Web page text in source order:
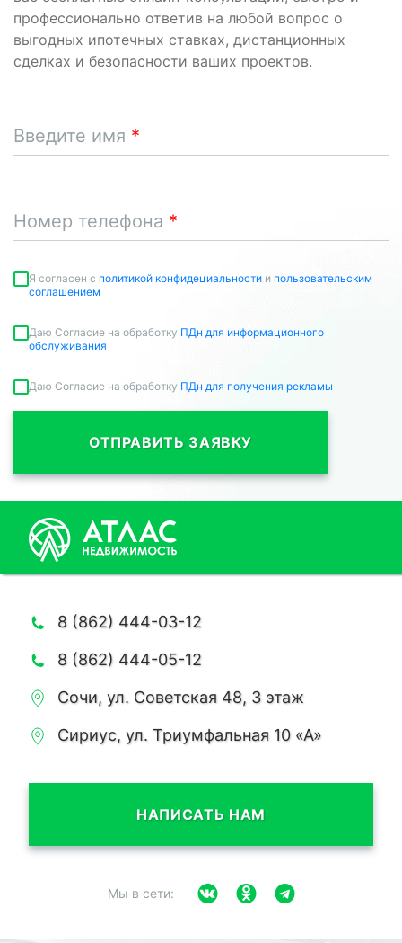
профессионально ответив на любой вопрос о
выгодных ипотечных ставках, дистанционных
сделках и безопасности ваших проектов.
Введите имя
Номер телефона
Я согласен c политикой конфидециальности и пользовательским
соглашением
Даю Согласие на обработку ПДн для информационного
обслуживания
Даю Согласие на обработку ПДн для получения рекламы
ОТПРАВИТЬ ЗАЯВКУ
8 (862) 444-03-12
8 (862) 444-05-12
Сочи, ул. Советская 48, 3 этаж
Сириус, ул. Триумфальная 10 «А»
НАПИСАТЬ НАМ
Мы в сети: